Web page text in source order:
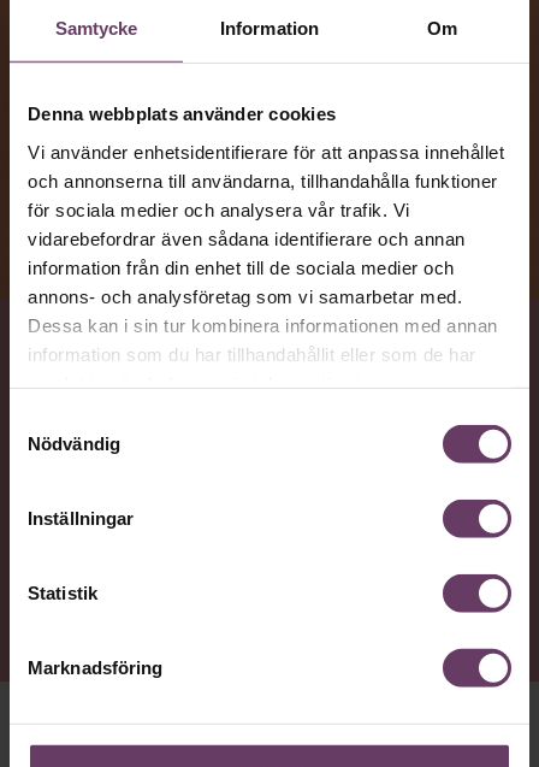
Samtycke Information Om
Denna webbplats använder cookies
Vi använder enhetsidentifierare för att anpassa innehållet
och annonserna till användarna, tillhandahålla funktioner
för sociala medier och analysera vår trafik. Vi
vidarebefordrar även sådana identifierare och annan
information från din enhet till de sociala medier och
annons- och analysföretag som vi samarbetar med.
Dessa kan i sin tur kombinera informationen med annan
information som du har tillhandahållit eller som de har
Nödvändig
Inställningar
Statistik
Marknadsföring
VAD
hinder för produktiviteten, när det är dags att
återvända till jobbet efter semestern.
Läs experternas råd om hur du kan vända
JA HAPP, SLUT PÅledigheten och dags för den vanliga